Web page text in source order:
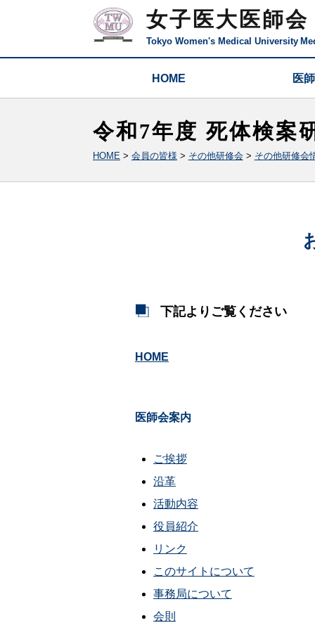
女子医大医師会
Tokyo Women's Medical University
HOME 医
令和7年度 死体検案
HOME> 会員の皆様 > その他研修会 > その他研修会
下記よりご覧ください
HOME
医師会案内
ご挨拶
沿革
活動内容
役員紹介
リンク
このサイトについて
事務局について
会則